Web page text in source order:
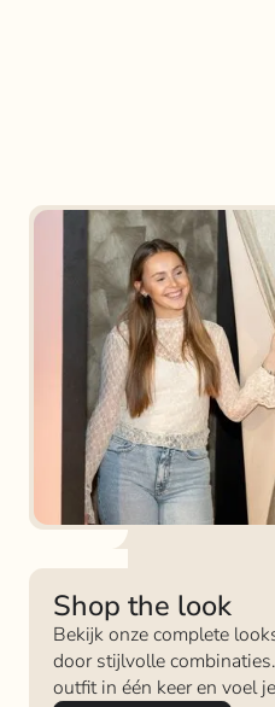
Shop the look
Bekijk onze complete
door stijlvolle
outfit in één keer en voel